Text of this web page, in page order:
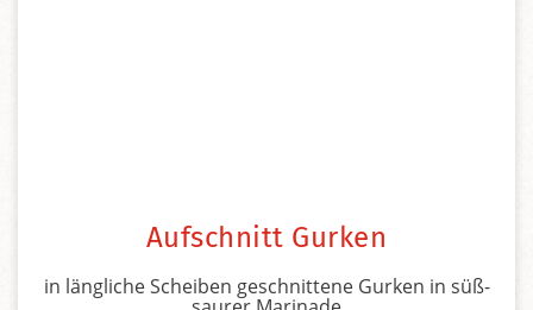
Aufschnitt Gurken
in längliche Scheiben geschnittene Gurken in süß-